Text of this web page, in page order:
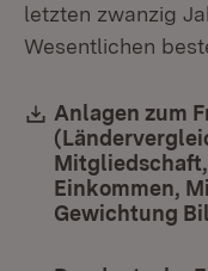
letzten zwanzig
Wesentlichen
Download:
Anlagen zum
Einkommen,
Gewichtung